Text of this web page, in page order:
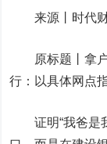
来源丨时代
原标题丨拿
行 ：以具体网点
证明“我爸是我